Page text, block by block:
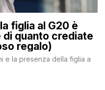
figlia al G20 è
quanto crediate
regalo)
e la presenza della figlia a